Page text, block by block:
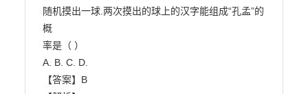
随机摸出一球.两次摸出的球上的汉字能组成“孔孟”的
概
率是（ ）
A. B. C. D.
【答案】B